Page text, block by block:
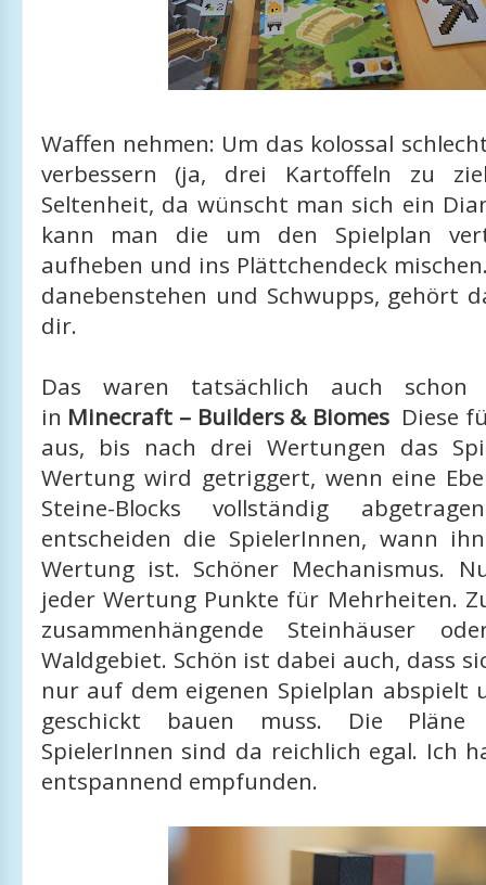
Waffen nehmen: Um das kolossal
verbessern (ja, drei Kartoffeln zu
Seltenheit, da wünscht man sich ein
kann man die um den Spielplan
aufheben und ins Plättchendeck
danebenstehen und Schwupps, gehört
dir.
Das waren tatsächlich auch schon
in Minecraft – Builders & BiomesDiese
aus, bis nach drei Wertungen das
Wertung wird getriggert, wenn eine
Steine-Blocks vollständig
entscheiden die SpielerInnen, wann
Wertung ist. Schöner Mechanismus.
jeder Wertung Punkte für Mehrheiten.
zusammenhängende Steinhäuser
Waldgebiet. Schön ist dabei auch, dass
nur auf dem eigenen Spielplan abspielt
geschickt bauen muss. Die Pläne
SpielerInnen sind da reichlich egal. Ich
entspannend empfunden.